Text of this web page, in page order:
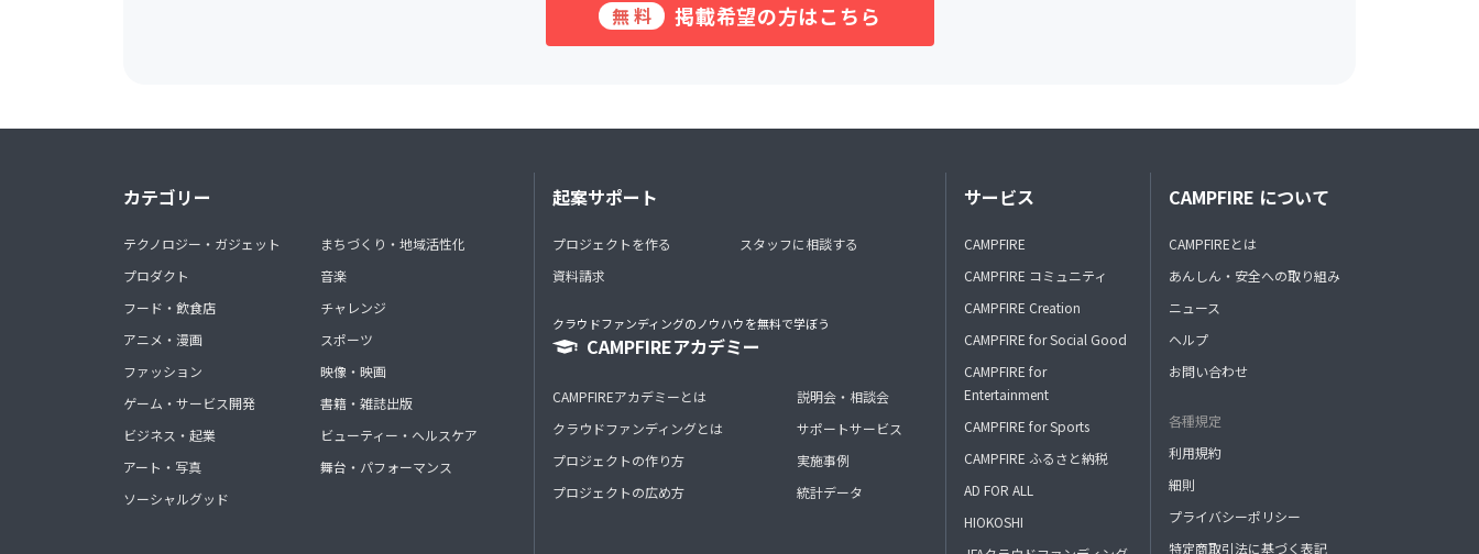
無料 掲載希望の方はこちら
カテゴリー
テクノロジー・ガジェット
プロダクト
フード・飲食店
アニメ・漫画
ファッション
ゲーム・サービス開発
ビジネス・起業
アート・写真
ソーシャルグッド
まちづくり・地域活性化
音楽
チャレンジ
スポーツ
映像・映画
書籍・雑誌出版
ビューティー・ヘルスケア
舞台・パフォーマンス
起案サポート
プロジェクトを作る
資料請求
スタッフに相談する
クラウドファンディングのノウハウを無料で学ぼう
CAMPFIREアカデミー
CAMPFIREアカデミーとは
クラウドファンディングとは
プロジェクトの作り方
プロジェクトの広め方
説明会・相談会
サポートサービス
実施事例
統計データ
サービス
CAMPFIRE
CAMPFIRE コミュニティ
CAMPFIRE Creation
CAMPFIRE for Social Good
CAMPFIRE for
Entertainment
CAMPFIRE for Sports
CAMPFIRE ふるさと納税
AD FOR ALL
HIOKOSHI
CAMPFIRE について
CAMPFIREとは
あんしん・安全への取り組み
ニュース
ヘルプ
お問い合わせ
各種規定
利用規約
細則
プライバシーポリシー
特定商取引法に基づく表記